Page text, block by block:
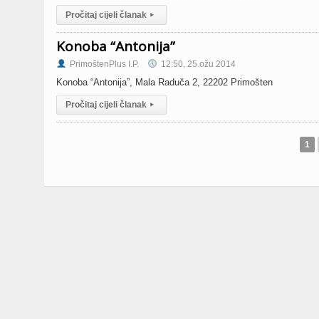
Pročitaj cijeli članak ▸
Konoba “Antonija”
PrimoštenPlus I.P. 12:50, 25.ožu 2014
Konoba “Antonija”, Mala Raduča 2, 22202 Primošten
Pročitaj cijeli članak ▸
1